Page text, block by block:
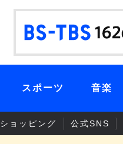
スポーツ 音楽
ショッピング 公式SNS